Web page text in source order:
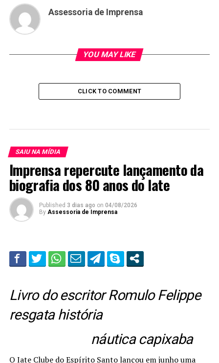
Assessoria de Imprensa
YOU MAY LIKE
CLICK TO COMMENT
SAIU NA MÍDIA
Imprensa repercute lançamento da
biografia dos 80 anos do Iate
Published 3 dias ago on 04/08/2026
By Assessoria de Imprensa
Livro do escritor Romulo Felippe
resgata história
náutica capixaba
O Iate Clube do Espírito Santo lançou em junho uma